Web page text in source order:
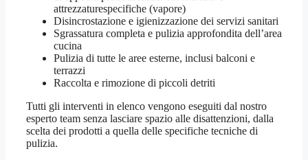
attrezzaturespecifiche (vapore)
Disincrostazione e igienizzazione dei servizi sanitari
Sgrassatura completa e pulizia approfondita dell’area
cucina
Pulizia di tutte le aree esterne, inclusi balconi e
terrazzi
Raccolta e rimozione di piccoli detriti
Tutti gli interventi in elenco vengono eseguiti dal nostro
esperto team senza lasciare spazio alle disattenzioni, dalla
scelta dei prodotti a quella delle specifiche tecniche di
pulizia.